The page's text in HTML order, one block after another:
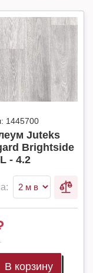
1445700
Juteks
Brightside
- 4.2
В корзину